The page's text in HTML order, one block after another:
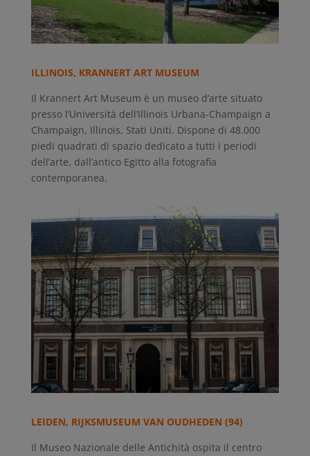
ILLINOIS, KRANNERT ART MUSEUM
Il Krannert Art Museum è un museo d’arte situato
presso l’Università dell’Illinois Urbana-Champaign a
Champaign, Illinois, Stati Uniti. Dispone di 48.000
piedi quadrati di spazio dedicato a tutti i periodi
dell’arte, dall’antico Egitto alla fotografia
contemporanea.
LEIDEN, RIJKSMUSEUM VAN OUDHEDEN (94)
Il Museo Nazionale delle Antichità ospita il centro